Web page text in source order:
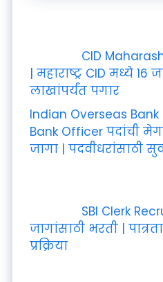
CID
| महाराष्ट्र CID मध्ये 16
लाखांपर्यंत पगार
Indian Overseas
Bank Officer पदांची
जागा | पदवीधरांसाठी
SBI Clerk
जागांसाठी भरती |
प्रक्रिया